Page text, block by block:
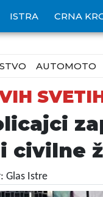
ISTRA CRNA
AUTOMOTO
civilne
Glas Istre